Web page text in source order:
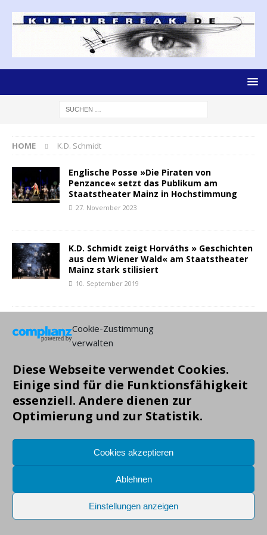
Cookie-Zustimmung
verwalten
Diese Webseite verwendet Cookies.
Einige sind für die Funktionsfähigkeit
essenziell. Andere dienen zur
Optimierung und zur Statistik.
Cookies akzeptieren
Ablehnen
Einstellungen anzeigen
HOME K.D. Schmidt
Englische Posse »Die Piraten von
Penzance« setzt das Publikum am
Staatstheater Mainz in Hochstimmung
27. November 2023
K.D. Schmidt zeigt Horváths » Geschichten
aus dem Wiener Wald« am Staatstheater
Mainz stark stilisiert
10. September 2019
NEUESTE BEITRÄGE:
Copyright: Markus Gruendig, alle Angaben ohne Gewähr!